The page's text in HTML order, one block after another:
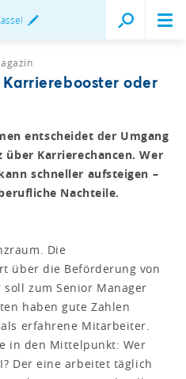
oder
entscheidet der Umgang
Karrierechancen. Wer
schneller aufsteigen –
Nachteile.
Die
über die Beförderung von
zum Senior Manager
haben gute Zahlen
erfahrene Mitarbeiter.
in den Mittelpunkt: Wer
Der eine arbeitet täglich